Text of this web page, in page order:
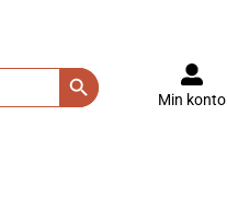
Search Button
Min konto